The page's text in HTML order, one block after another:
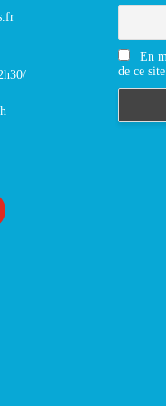
En
de ce site